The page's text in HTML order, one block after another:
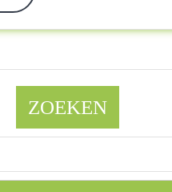
More
ZOEKEN